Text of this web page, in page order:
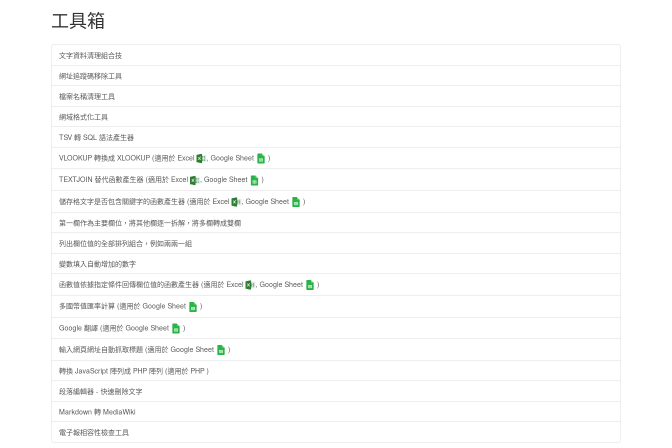
工具箱
文字資料清理組合技
網址追蹤碼移除工具
檔案名稱清理工具
網域格式化工具
TSV 轉 SQL 語法產生器
VLOOKUP 轉換成 XLOOKUP (適用於 Excel , Google Sheet )
TEXTJOIN 替代函數產生器 (適用於 Excel , Google Sheet )
儲存格文字是否包含關鍵字的函數產生器 (適用於 Excel , Google Sheet )
第一欄作為主要欄位，將其他欄逐一拆解，將多欄轉成雙欄
列出欄位值的全部排列組合，例如兩兩一組
變數填入自動增加的數字
函數值依據指定條件回傳欄位值的函數產生器 (適用於 Excel , Google Sheet )
多國幣值匯率計算 (適用於 Google Sheet )
Google 翻譯 (適用於 Google Sheet )
輸入網頁網址自動抓取標題 (適用於 Google Sheet )
轉換 JavaScript 陣列成 PHP 陣列 (適用於 PHP )
段落編輯器 - 快速刪除文字
Markdown 轉 MediaWiki
電子報相容性檢查工具